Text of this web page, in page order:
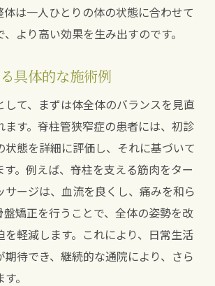
は一人ひとりの体の状態に合わせて
より高い効果を生み出すのです。
具体的な施術例
して、まずは体全体のバランスを見直
ます。脊柱管狭窄症の患者には、初診
状態を詳細に評価し、それに基づいて
。例えば、脊柱を支える筋肉をター
サージは、血流を良くし、痛みを和ら
盤矯正を行うことで、全体の姿勢を改
を軽減します。これにより、日常生活
期待でき、継続的な通院により、さら
。